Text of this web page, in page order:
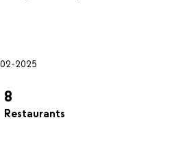
2025
8
Restaurants